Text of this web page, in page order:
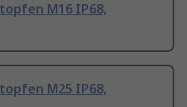
M16 IP68,
M25 IP68,